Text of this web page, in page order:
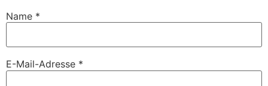
Name *
E-Mail-Adresse *